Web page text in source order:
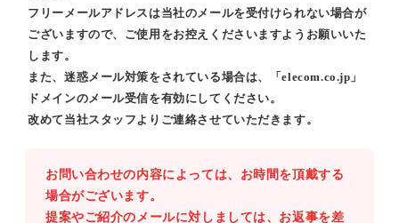
フリーメールアドレスは当社のメールを受付けられない場合が
ございますので、ご使用をお控えくださいますようお願いいた
します。
また、迷惑メール対策をされている場合は、「elecom.co.jp」
ドメインのメール受信を有効にしてください。
改めて当社スタッフよりご連絡させていただきます。
お問い合わせの内容によっては、お時間を頂戴する
場合がございます。
提案やご紹介のメールに対しましては、お返事を差